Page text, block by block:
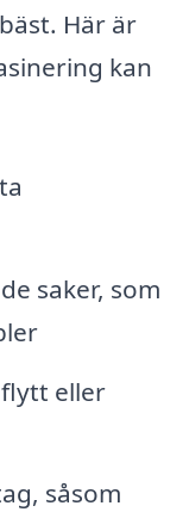
Här är
kan
saker, som
eller
såsom